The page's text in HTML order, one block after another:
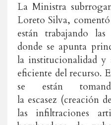
La Ministra
Loreto Silva,
están trabajando las
donde se apunta
la institucionalidad y
eficiente del recurso.
se están
la escasez (creación
las infiltraciones